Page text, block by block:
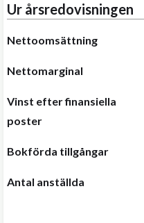
Ur årsredovisningen
Nettoomsättning
Nettomarginal
Vinst efter finansiella
poster
Bokförda tillgångar
Antal anställda